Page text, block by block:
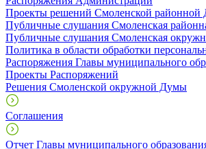
Проекты решений Смоленской
Публичные слушания Смоленская
Публичные слушания Смоленская
Политика в области обработки
Распоряжения Главы муниципального
Проекты Распоряжений
Решения Смоленской окружной Думы
Соглашения
Отчет Главы муниципального